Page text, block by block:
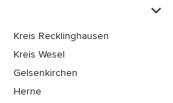
Kreis Recklinghausen
Kreis Wesel
Gelsenkirchen
Herne